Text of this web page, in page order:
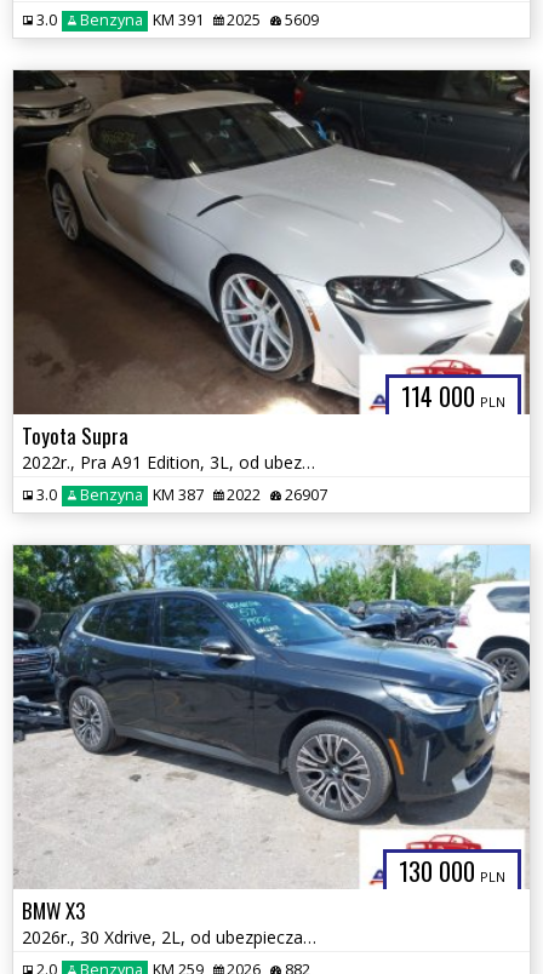
3.0 Benzyna KM 391 2025 5609
114 000 PLN
Toyota Supra
2022r., Pra A91 Edition, 3L, od ubezpieczalni
3.0 Benzyna KM 387 2022 26907
130 000 PLN
BMW X3
2026r., 30 Xdrive, 2L, od ubezpieczalni